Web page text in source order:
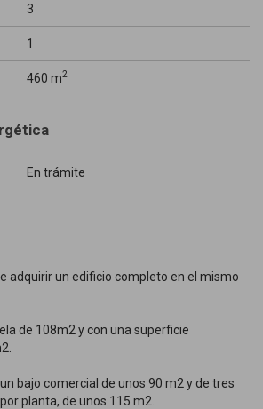
3
1
460 m2
En trámite
adquirir un edificio completo en el mismo
de 108m2 y con una superficie
bajo comercial de unos 90 m2 y de tres
planta, de unos 115 m2.